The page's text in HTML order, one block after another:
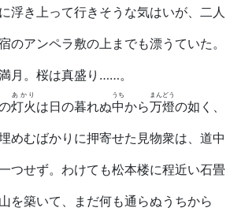
浮き上って行きそうな気はいが、二人
のアンペラ敷の上までも漂うていた。
月。桜は真盛り……。
灯火
あかり
は日の暮れぬ中
うち
から万燈
まんどう
の如く、
めむばかりに押寄せた見物衆は、道中
つせず。わけても松本楼に程近い石畳
を築いて、まだ何も通らぬうちから